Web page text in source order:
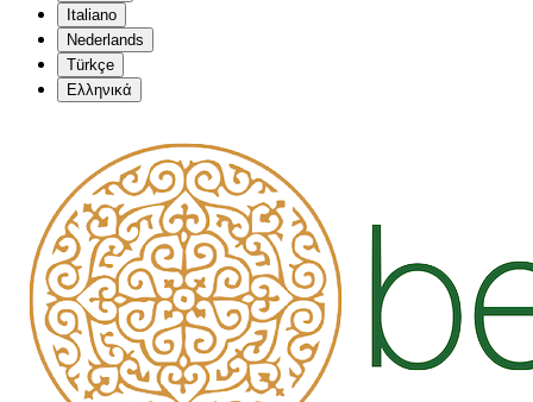
Italiano
Nederlands
Türkçe
Ελληνικά